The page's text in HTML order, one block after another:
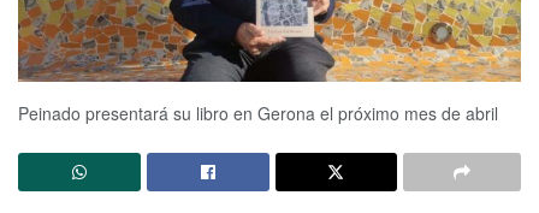
Peinado presentará su libro en Gerona el próximo mes de abril